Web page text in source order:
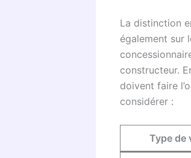
La distinction
également sur
constructeur.
doivent faire
considérer :
Type de